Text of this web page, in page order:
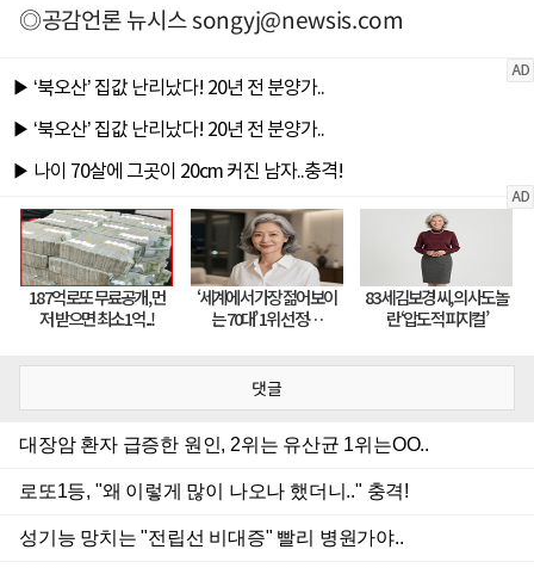
◎공감언론 뉴시스songyj@newsis.com
댓글